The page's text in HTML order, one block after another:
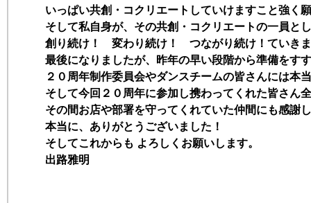
いっぱい共創・コクリエートしていけますこと強く
そして私自身が、その共創・コクリエートの一員と
創り続け！ 変わり続け！ つながり続け！ていき
最後になりましたが、昨年の早い段階から準備をす
２０周年制作委員会やダンスチームの皆さんには本
そして今回２０周年に参加し携わってくれた皆さん
その間お店や部署を守ってくれていた仲間にも感謝
本当に、ありがとうございました！
そしてこれからも よろしくお願いします。
出路雅明